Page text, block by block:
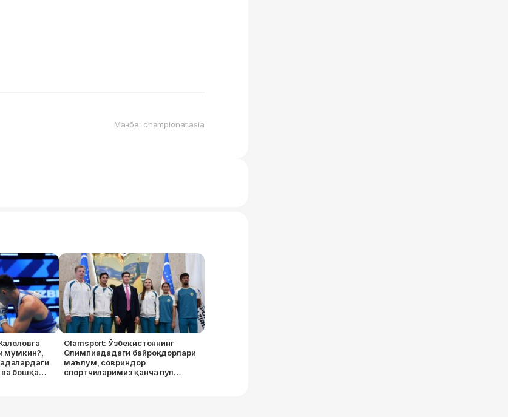
Манба: championat.asia
мумкин?,
бошқа
Olamsport: Ўзбекистоннинг
Олимпиададаги байроқдорлари
маълум, совриндор
спортчиларимиз қанча пул